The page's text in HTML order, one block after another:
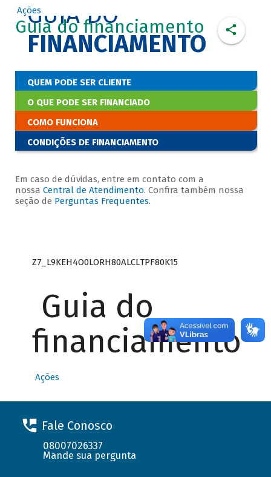
Ações
Guia do financiamento
GUIA DO
FINANCIAMENTO
QUEM PODE SER CLIENTE
O QUE PODE SER FINANCIADO
COMO FUNCIONA
CONDIÇÕES DE FINANCIAMENTO
Em caso de dúvidas, entre em contato com a
nossa Central de Atendimento. Confira também nossa
seção de Perguntas Frequentes.
Z7_L9KEH4O0LORH80ALCLTPF80K15
Guia do
financiamento
Ações
Fale Conosco
08007026337
Mande sua pergunta